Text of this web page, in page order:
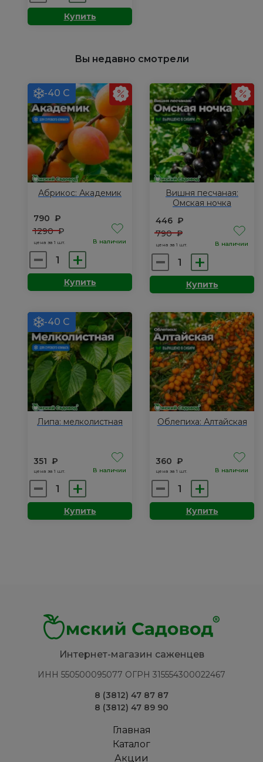
товара
Черемуха:Купить
Вы недавно смотрели
-40 С
Абрикос: Академик
790 ₽
1290₽
цена за 1 шт. В наличии
Количество
товара
Абрикос:Купить
Вишня песчаная:
Омская ночка
446 ₽
790₽
цена за 1 шт. В наличии
Количество
товара
Вишня
Омская
ночка
Купить
-40 С
Липа: мелколистная
351 ₽
цена за 1 шт. В наличии
Количество
товара
Купить
Облепиха: Алтайская
360 ₽
цена за 1 шт. В наличии
Количество
товара
Облепиха:Купить
Интернет-магазин саженцев
ИНН 550500095077 ОГРН 315554300022467
8 (3812) 47 87 87
8 (3812) 47 89 90
Главная
Каталог
Акции